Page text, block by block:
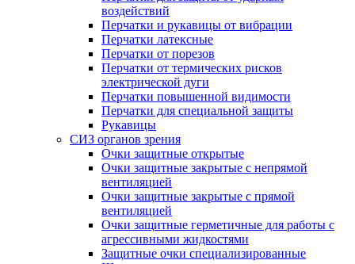
воздействий
Перчатки и рукавицы от вибрации
Перчатки латексные
Перчатки от порезов
Перчатки от термических рисков
электрической дуги
Перчатки повышенной видимости
Перчатки для специальной защиты
Рукавицы
СИЗ органов зрения
Очки защитные открытые
Очки защитные закрытые с непрямой
вентиляцией
Очки защитные закрытые с прямой
вентиляцией
Очки защитные герметичные для работы с
агрессивными жидкостями
Защитные очки специализированные